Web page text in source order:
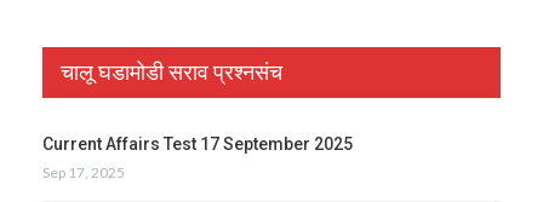
चालू घडामोडी सराव प्रश्नसंच
Current Affairs Test 17 September 2025
Sep 17, 2025